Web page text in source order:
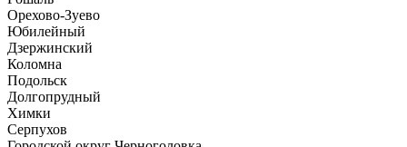
Орехово-Зуево
Юбилейный
Дзержинский
Коломна
Подольск
Долгопрудный
Химки
Серпухов